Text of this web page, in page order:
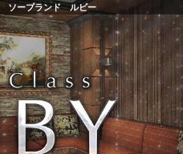
ソープランド ルビー